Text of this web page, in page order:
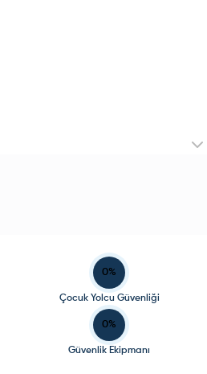
0%
Çocuk Yolcu Güvenliği
0%
Güvenlik Ekipmanı